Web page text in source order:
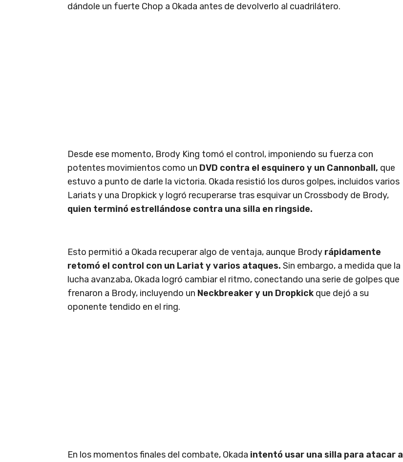
dándole un fuerte Chop a Okada antes de devolverlo al cuadrilátero.
Desde ese momento, Brody King tomó el control, imponiendo su fuerza con
potentes movimientos como un DVD contra el esquinero y un Cannonball, que
estuvo a punto de darle la victoria. Okada resistió los duros golpes, incluidos varios
Lariats y una Dropkick y logró recuperarse tras esquivar un Crossbody de Brody,
quien terminó estrellándose contra una silla en ringside.
Esto permitió a Okada recuperar algo de ventaja, aunque Brody rápidamente
retomó el control con un Lariat y varios ataques. Sin embargo, a medida que la
lucha avanzaba, Okada logró cambiar el ritmo, conectando una serie de golpes que
frenaron a Brody, incluyendo un Neckbreaker y un Dropkick que dejó a su
oponente tendido en el ring.
En los momentos finales del combate, Okada intentó usar una silla para atacar a